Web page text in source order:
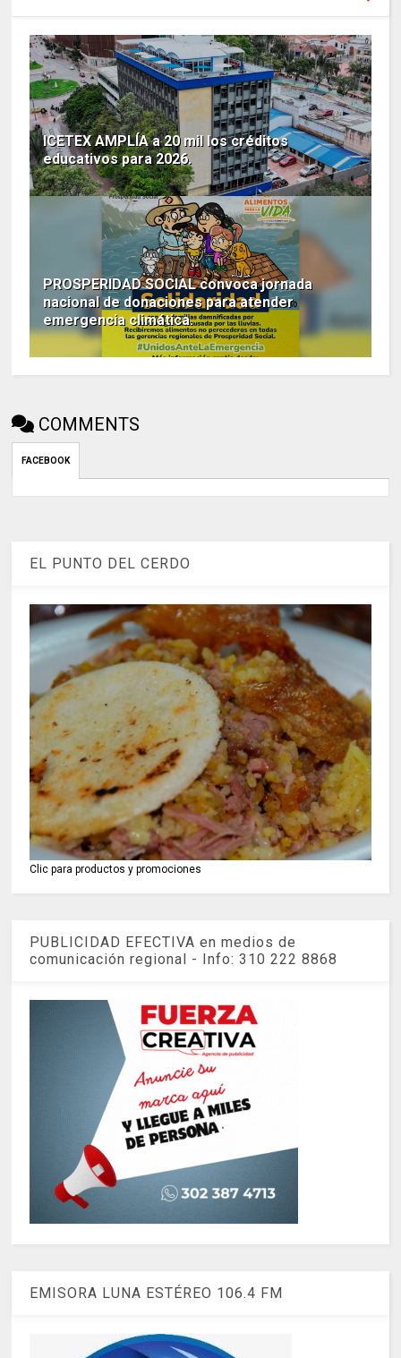
ICETEX AMPLÍA a 20 mil los créditos
educativos para 2026.
PROSPERIDAD SOCIAL convoca jornada
nacional de donaciones para atender
emergencia climática.
COMMENTS
FACEBOOK
EL PUNTO DEL CERDO
Clic para productos y promociones
PUBLICIDAD EFECTIVA en medios de
comunicación regional - Info: 310 222 8868
EMISORA LUNA ESTÉREO 106.4 FM